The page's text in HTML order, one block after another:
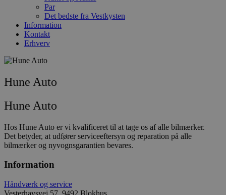
Par
Det bedste fra Vestkysten
Information
Kontakt
Erhverv
Hune Auto
Hune Auto
Hos Hune Auto er vi kvalificeret til at tage os af alle bilmærker.
Det betyder, at udfører serviceeftersyn og reparation på alle
bilmærker og nyvognsgarantien bevares.
Information
Håndværk og service